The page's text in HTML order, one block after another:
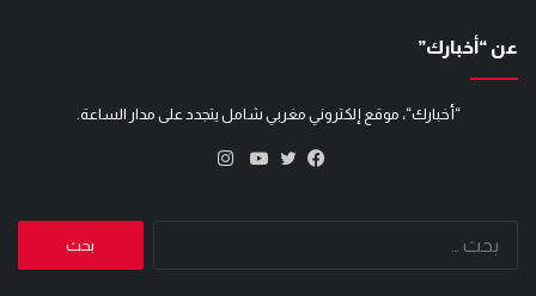
عن “أخبارك”
“أخبارك“، موقع إلكتروني مغربي شامل يتجدد على مدار الساعة.